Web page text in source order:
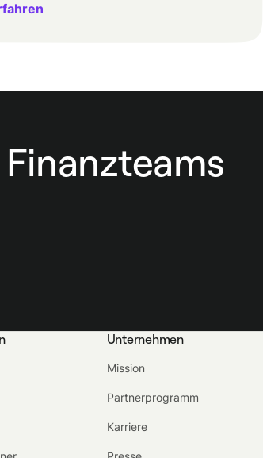
Unternehmen
Mission
Partnerprogramm
Karriere